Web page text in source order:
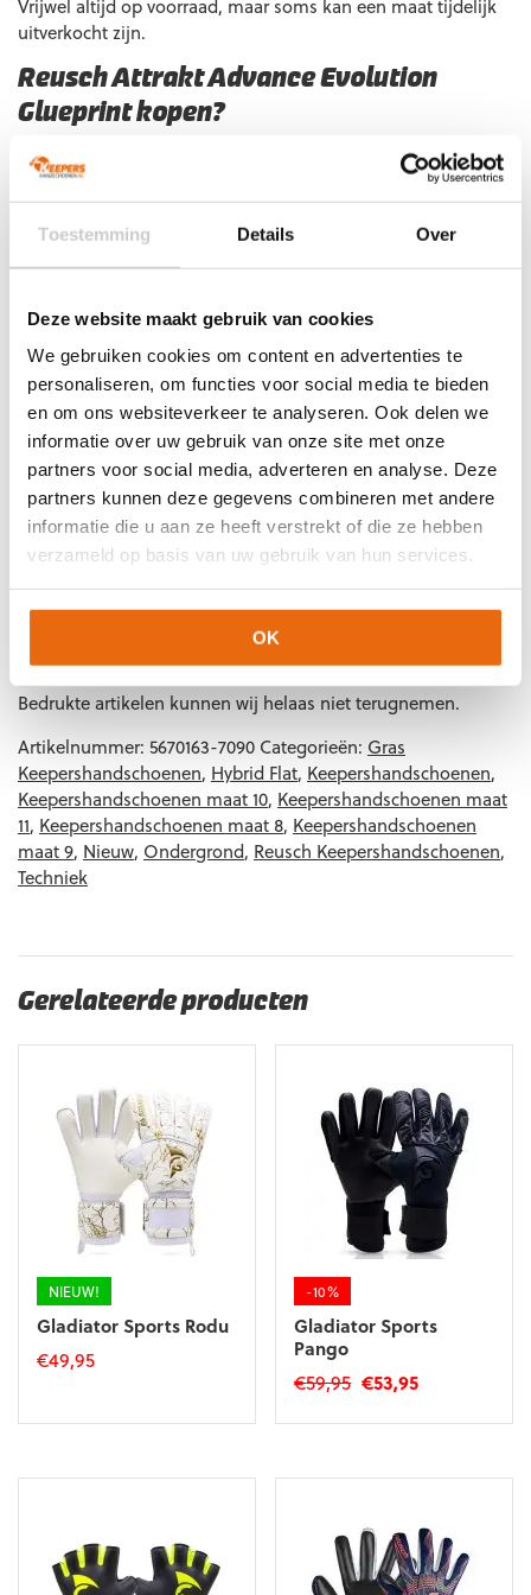
Toestemming Details Over
Deze website maakt gebruik van cookies
We gebruiken cookies om content en advertenties te
personaliseren, om functies voor social media te bieden
en om ons websiteverkeer te analyseren. Ook delen we
informatie over uw gebruik van onze site met onze
partners voor social media, adverteren en analyse. Deze
partners kunnen deze gegevens combineren met andere
informatie die u aan ze heeft verstrekt of die ze hebben
verzameld op basis van uw gebruik van hun services.
OKEigenschappen
4060485629215
Maat: 8
4060485629253
Maat: 10
Houd rekening met 1-2 werkdagen extra levertijd
Bedrukte artikelen kunnen wij helaas niet terugnemen.
Artikelnummer: 5670163-7090 Categorieën: Gras
Keepershandschoenen, Hybrid Flat, Keepershandschoenen,
Keepershandschoenen maat 10, Keepershandschoenen maat
11, Keepershandschoenen maat 8, Keepershandschoenen
maat 9, Nieuw, Ondergrond, Reusch Keepershandschoenen,
Techniek
Extra informatie
Maat
8, 9, 10, 11
Ondergrond
Gras
Doelgroep
Senior
Techniek (palm)
Hybrid Flat
Kleur
Blauw ,Fluo Orange, Wit,Zwart
Merk
Reusch
Vrijwel altijd op voorraad, maar soms kan een maat tijdelijk
uitverkocht zijn.
Reusch Attrakt Advance Evolution
Glueprint kopen?
Vóór 23:00 uur besteld, morgen in huis. Heb je vragen over
op, we helpen je graag verder!
Gerelateerde producten
NIEUW!
Gladiator Sports Rodu
€49,95
product
meerdere
optie
kan
-10%
Gladiator Sports
Pango
€59,95 Oorspronkelijke
€53,95Huidige
Dit
optie